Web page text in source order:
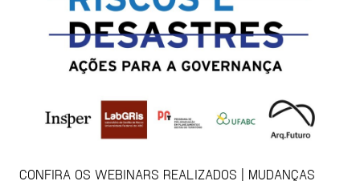
CONFIRA OS WEBINARS REALIZADOS | MUDANÇAS